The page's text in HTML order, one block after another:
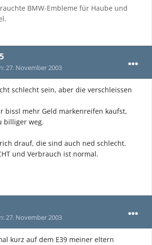
BMW-Embleme für Haube und
27. November 2003
schlecht sein, aber die verschleissen
bissl mehr Geld markenreifen kaufst,
billiger weg.
drauf, die sind auch ned schlecht.
und Verbrauch ist normal.
27. November 2003
kurz auf dem E39 meiner eltern